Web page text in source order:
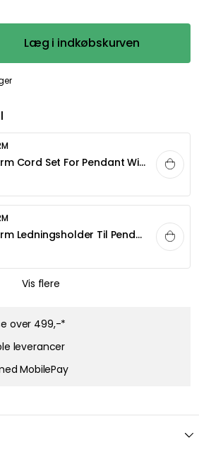
Læg i indkøbskurven
Edgeform Cord Set For Pendant With Canopy 300 cm, White
Edgeform Ledningsholder Til Pendel Med Baldakin 300 cm, Sort
Vis flere
over 499,-*
leverancer
MobilePay